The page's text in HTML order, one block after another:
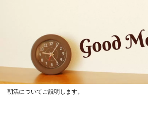
朝活についてご説明します。